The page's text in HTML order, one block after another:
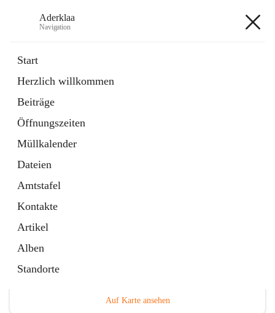
Aderklaa
Navigation
Start
Herzlich willkommen
Beiträge
Öffnungszeiten
Müllkalender
Dateien
Amtstafel
Kontakte
Artikel
Alben
Standorte
6 Schnellzugriffe
Gemeinde
3 Schnellzugriffe
Auf Karte ansehen